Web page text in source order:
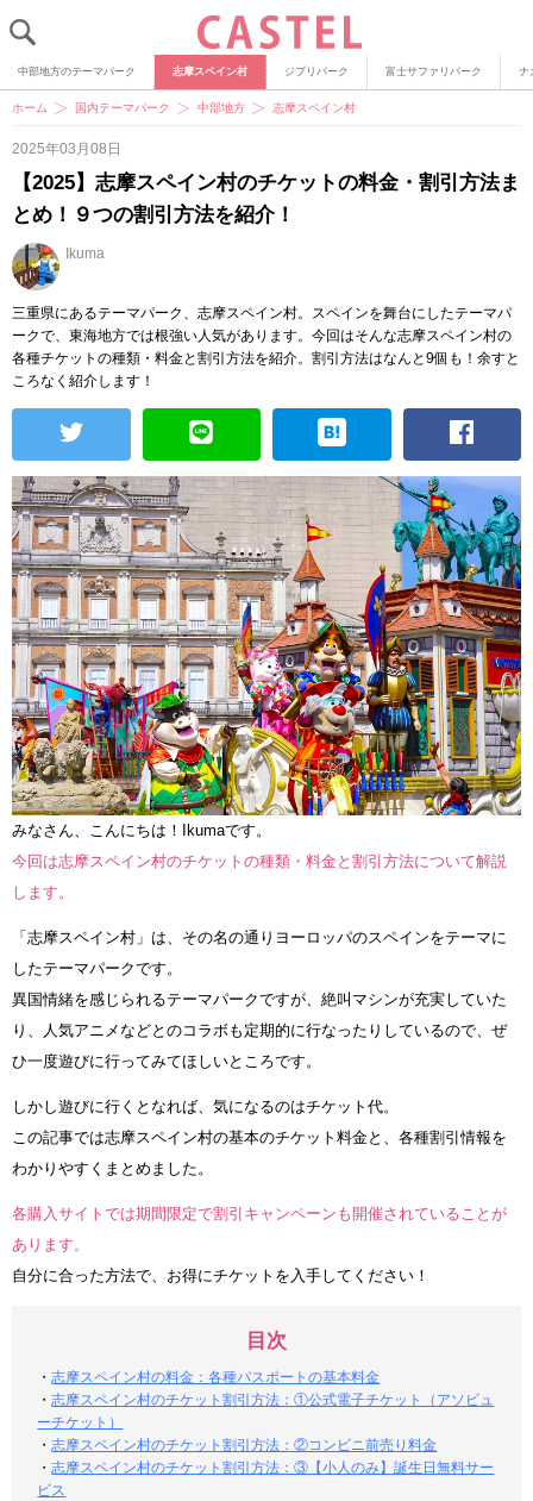
中部地方のテーマパーク 志摩スペイン村 ジブリパーク 富士サファリパーク ナ
ホーム 国内テーマパーク 中部地方 志摩スペイン村
2025年03月08日
【2025】志摩スペイン村のチケットの料金・割引方法ま
とめ！９つの割引方法を紹介！
Ikuma
三重県にあるテーマパーク、志摩スペイン村。スペインを舞台にしたテーマパ
ークで、東海地方では根強い人気があります。今回はそんな志摩スペイン村の
各種チケットの種類・料金と割引方法を紹介。割引方法はなんと9個も！余すと
ころなく紹介します！
みなさん、こんにちは！Ikumaです。
今回は志摩スペイン村のチケットの種類・料金と割引方法について解説
します。
「志摩スペイン村」は、その名の通りヨーロッパのスペインをテーマに
したテーマパークです。
異国情緒を感じられるテーマパークですが、絶叫マシンが充実していた
り、人気アニメなどとのコラボも定期的に行なったりしているので、ぜ
ひ一度遊びに行ってみてほしいところです。
しかし遊びに行くとなれば、気になるのはチケット代。
この記事では志摩スペイン村の基本のチケット料金と、各種割引情報を
わかりやすくまとめました。
各購入サイトでは期間限定で割引キャンペーンも開催されていることが
あります。
自分に合った方法で、お得にチケットを入手してください！
目次
・志摩スペイン村の料金：各種パスポートの基本料金
・志摩スペイン村のチケット割引方法：①公式電子チケット（アソビュ
ーチケット）
・志摩スペイン村のチケット割引方法：②コンビニ前売り料金
・志摩スペイン村のチケット割引方法：③【小人のみ】誕生日無料サー
ビス